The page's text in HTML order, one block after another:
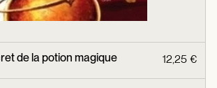
de la potion magique 12,25 €